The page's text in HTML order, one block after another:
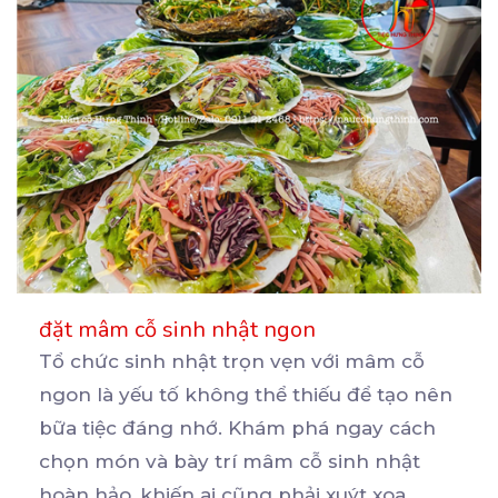
đặt mâm cỗ sinh nhật ngon
Tổ chức sinh nhật trọn vẹn với mâm cỗ
ngon là yếu tố không thể thiếu để tạo nên
bữa tiệc đáng nhớ. Khám phá ngay cách
chọn món và bày trí mâm cỗ sinh nhật